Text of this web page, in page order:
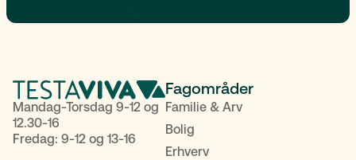
Mandag-Torsdag 9-12 og
12.30-16
Fredag: 9-12 og 13-16
Fagområder
Familie & Arv
Bolig
Erhverv